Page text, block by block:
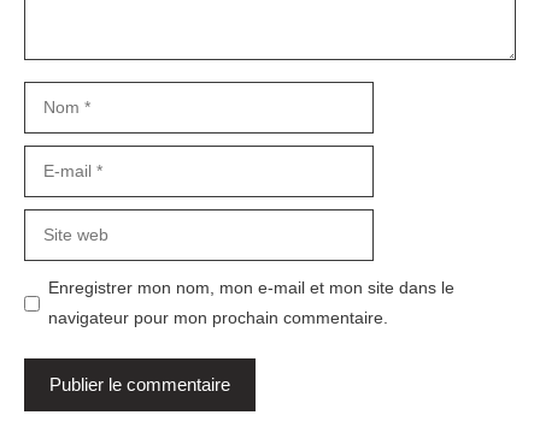
Enregistrer mon nom, mon e-mail et mon site dans le
navigateur pour mon prochain commentaire.